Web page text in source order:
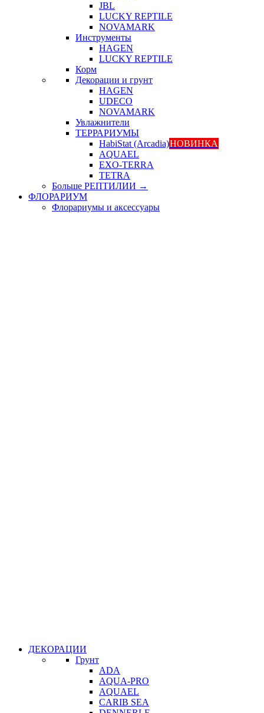
JBL
LUCKY REPTILE
NOVAMARK
Инструменты
HAGEN
LUCKY REPTILE
Корм
Декорации и грунт
HAGEN
UDECO
NOVAMARK
Увлажнители
ТЕРРАРИУМЫ
HabiStat (Arcadia)НОВИНКА
AQUAEL
EXO-TERRA
TETRA
Больше РЕПТИЛИИ →
ФЛОРАРИУМ
Флорариумы и аксессуары
ДЕКОРАЦИИ
Грунт
ADA
AQUA-PRO
AQUAEL
CARIB SEA